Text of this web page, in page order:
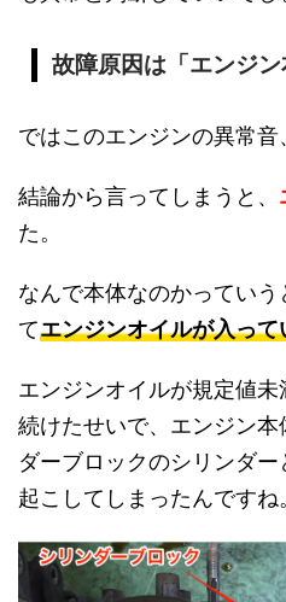
故障原因は「エンジン
ではこのエンジンの異常音
結論から言ってしまうと、
た。
なんで本体なのかってい
てエンジンオイルが入っ
エンジンオイルが規定値
続けたせいで、エンジン
ダーブロックのシリンダ
起こしてしまったんですね